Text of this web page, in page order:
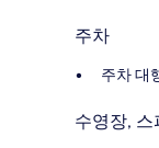
주차
주차 대
수영장,